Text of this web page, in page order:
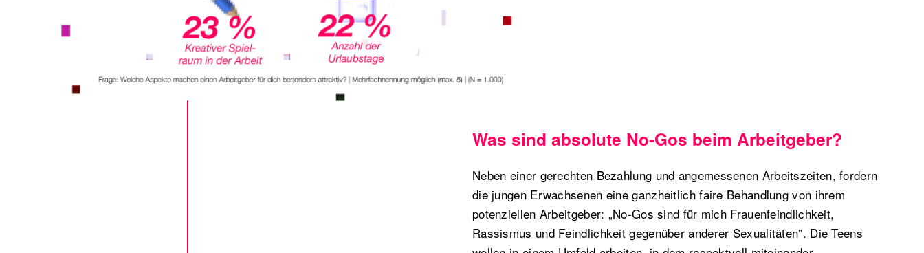
Was sind absolute No-Gos beim Arbeitgeber?
Neben einer gerechten Bezahlung und angemessenen Arbeitszeiten, fordern
die jungen Erwachsenen eine ganzheitlich faire Behandlung von ihrem
potenziellen Arbeitgeber: „No-Gos sind für mich Frauenfeindlichkeit,
Rassismus und Feindlichkeit gegenüber anderer Sexualitäten”. Die Teens